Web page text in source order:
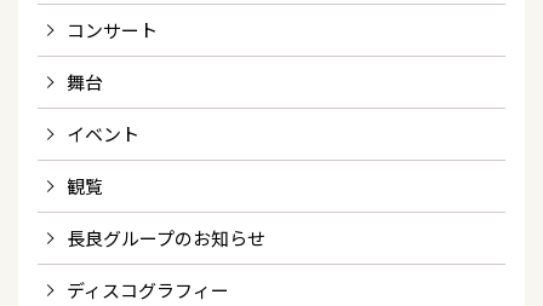
コンサート
舞台
イベント
観覧
長良グループのお知らせ
ディスコグラフィー